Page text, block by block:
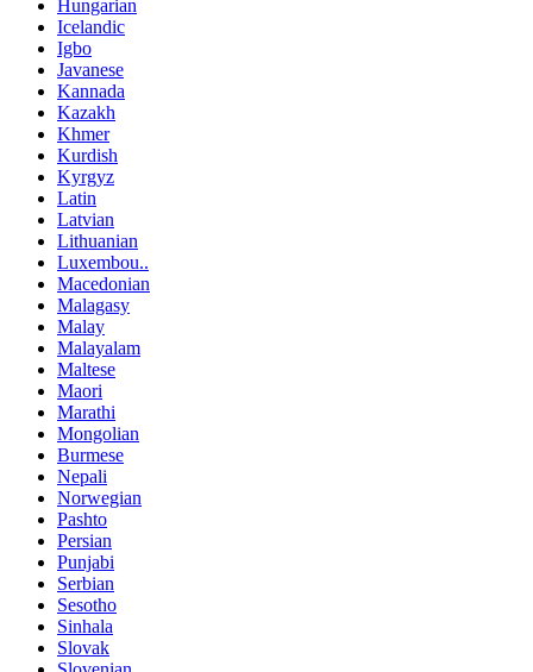
Hungarian
Icelandic
Igbo
Javanese
Kannada
Kazakh
Khmer
Kurdish
Kyrgyz
Latin
Latvian
Lithuanian
Luxembou..
Macedonian
Malagasy
Malay
Malayalam
Maltese
Maori
Marathi
Mongolian
Burmese
Nepali
Norwegian
Pashto
Persian
Punjabi
Serbian
Sesotho
Sinhala
Slovak